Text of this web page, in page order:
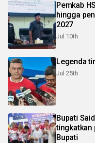
Pemkab
hingga
2027
Jul 10th
Legenda
Jul 25th
Bupati
tingkatkan
Bupati